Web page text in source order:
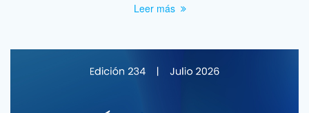
Leer más